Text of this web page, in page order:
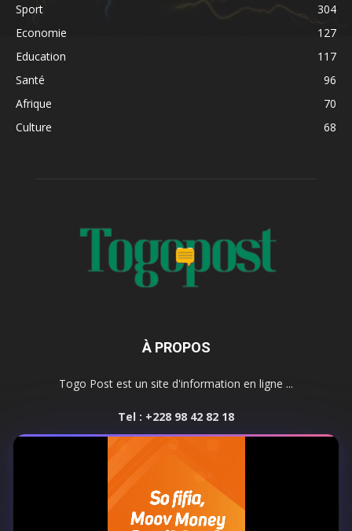
Sport
304
Economie
127
Education
117
Santé
96
Afrique
70
Culture
68
À PROPOS
Togo Post est un site d'information en ligne ...
Tel : +228 98 42 82 18
SUIVEZ NOUS